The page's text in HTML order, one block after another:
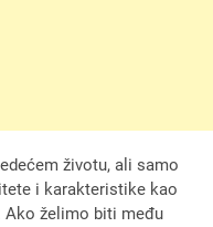
životu, ali samo
i karakteristike kao
Ako želimo biti među